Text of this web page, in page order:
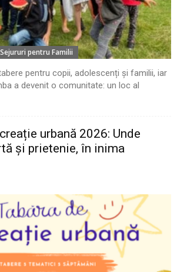
pentru Familii
pentru copii, adolescenți și familii, iar
a devenit o comunitate: un loc al
urbană 2026: Unde
și prietenie, în inima